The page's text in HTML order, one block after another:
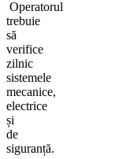
Operatorul
trebuie
să
verifice
zilnic
sistemele
mecanice,
electrice
și
de
siguranță.